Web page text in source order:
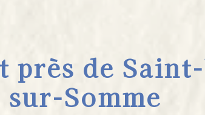
près de
sur-Somme